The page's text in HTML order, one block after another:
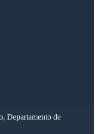
Departamento de